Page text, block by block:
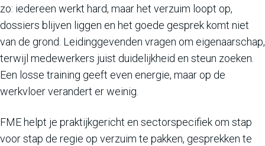
zo: iedereen werkt hard, maar het verzuim loopt op,
dossiers blijven liggen en het goede gesprek komt niet
van de grond. Leidinggevenden vragen om eigenaarschap,
terwijl medewerkers juist duidelijkheid en steun zoeken.
Een losse training geeft even energie, maar op de
werkvloer verandert er weinig.
FME helpt je praktijkgericht en sectorspecifiek om stap
voor stap de regie op verzuim te pakken, gesprekken te